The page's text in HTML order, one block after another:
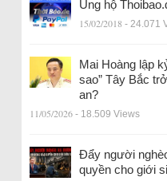
Ủng hộ
15/02/2018 - 24.071
Mai Hoàng lập
sao” Tây Bắc
an?
11/05/2026 - 18.509 Views
Đẩy người
quyền cho giới